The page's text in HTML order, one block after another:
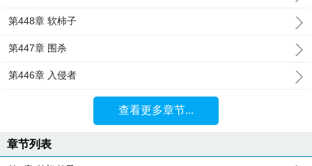
第448章 软柿子
第447章 围杀
第446章 入侵者
查看更多章节...
章节列表